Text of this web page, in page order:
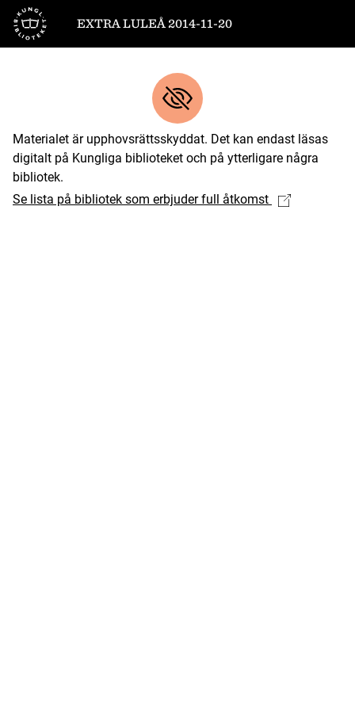
Till startsidan
EXTRA LULEÅ 2014-11-20
Materialet är upphovsrättsskyddat. Det kan endast läsas
digitalt på Kungliga biblioteket och på ytterligare några
bibliotek.
Se lista på bibliotek som erbjuder full åtkomst